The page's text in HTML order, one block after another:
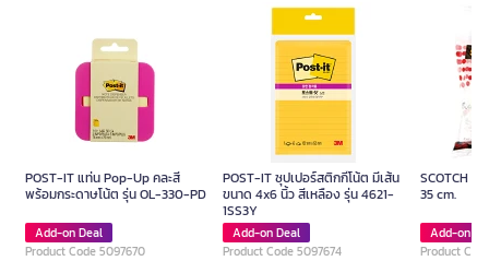
POST-IT แท่น Pop-Up คละสี
พร้อมกระดาษโน้ต รุ่น OL-330-PD
Add-on Deal
Product Code 5097670
POST-IT ซุปเปอร์สติกกี้โน้ต มีเส้น
ขนาด 4x6 นิ้ว สีเหลือง รุ่น 4621-
1SS3Y
Add-on Deal
Product Code 5097674
SCOTCH
35 cm.
Add-on
Product